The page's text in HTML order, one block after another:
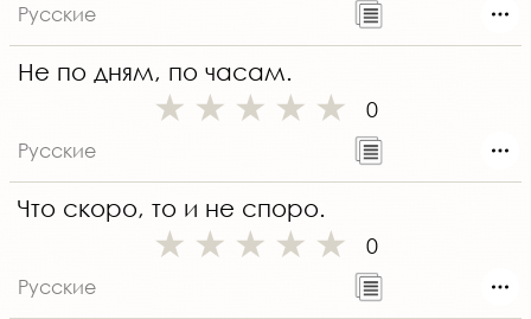
Русские
Не по дням, по часам.
0
Русские
Что скоро, то и не споро.
0
Русские